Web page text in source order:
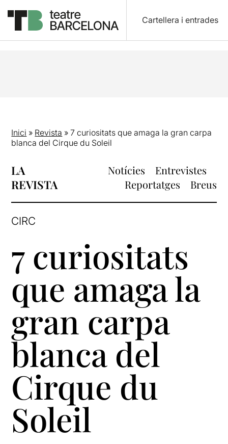
Cartellera i entrades
Inici » Revista »7 curiositats que amaga la gran carpa
blanca del Cirque du Soleil
LA
REVISTA
Notícies
Entrevistes
Reportatges
Breus
CIRC
7 curiositats
que amaga la
gran carpa
blanca del
Cirque du
Soleil